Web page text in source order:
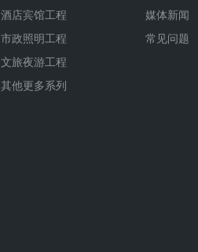
酒店宾馆工程
市政照明工程
文旅夜游工程
其他更多系列
媒体新闻
常见问题